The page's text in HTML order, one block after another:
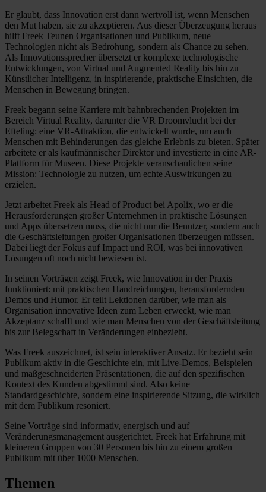
Er glaubt, dass Innovation erst dann wertvoll ist, wenn Menschen
den Mut haben, sie zu akzeptieren. Aus dieser Überzeugung heraus
hilft Freek Teunen Organisationen und Publikum, neue
Technologien nicht als Bedrohung, sondern als Chance zu sehen.
Als Innovationssprecher übersetzt er komplexe technologische
Entwicklungen, von Virtual und Augmented Reality bis hin zu
Künstlicher Intelligenz, in inspirierende, praktische Einsichten, die
Menschen in Bewegung bringen.
Freek begann seine Karriere mit bahnbrechenden Projekten im
Bereich Virtual Reality, darunter die VR Droomvlucht bei der
Efteling: eine VR-Attraktion, die entwickelt wurde, um auch
Menschen mit Behinderungen das gleiche Erlebnis zu bieten. Später
arbeitete er als kaufmännischer Direktor und investierte in eine AR-
Plattform für Museen. Diese Projekte veranschaulichen seine
Mission: Technologie zu nutzen, um echte Auswirkungen zu
erzielen.
Jetzt arbeitet Freek als Head of Product bei Apolix, wo er die
Herausforderungen großer Unternehmen in praktische Lösungen
und Apps übersetzen muss, die nicht nur die Benutzer, sondern auch
die Geschäftsleitungen großer Organisationen überzeugen müssen.
Dabei liegt der Fokus auf Impact und ROI, was bei innovativen
Lösungen oft noch nicht bewiesen ist.
In seinen Vorträgen zeigt Freek, wie Innovation in der Praxis
funktioniert: mit praktischen Handreichungen, herausfordernden
Demos und Humor. Er teilt Lektionen darüber, wie man als
Organisation innovative Ideen zum Leben erweckt, wie man
Akzeptanz schafft und wie man Menschen von der Geschäftsleitung
bis zur Belegschaft in Veränderungen einbezieht.
Was Freek auszeichnet, ist sein interaktiver Ansatz. Er bezieht sein
Publikum aktiv in die Geschichte ein, mit Live-Demos, Beispielen
und maßgeschneiderten Präsentationen, die auf den spezifischen
Kontext des Kunden abgestimmt sind. Also keine
Standardgeschichte, sondern eine inspirierende Sitzung, die wirklich
mit dem Publikum resoniert.
Seine Vorträge sind informativ, energisch und auf
Veränderungsmanagement ausgerichtet. Freek hat Erfahrung mit
kleineren Gruppen von 30 Personen bis hin zu einem großen
Publikum mit über 1000 Menschen.
Themen